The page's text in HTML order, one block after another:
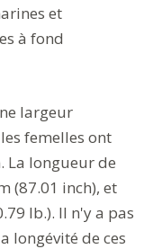
et
à fond
largeur
femelles ont
La longueur de
(87.01 inch), et
lb.). Il n'y a pas
longévité de ces